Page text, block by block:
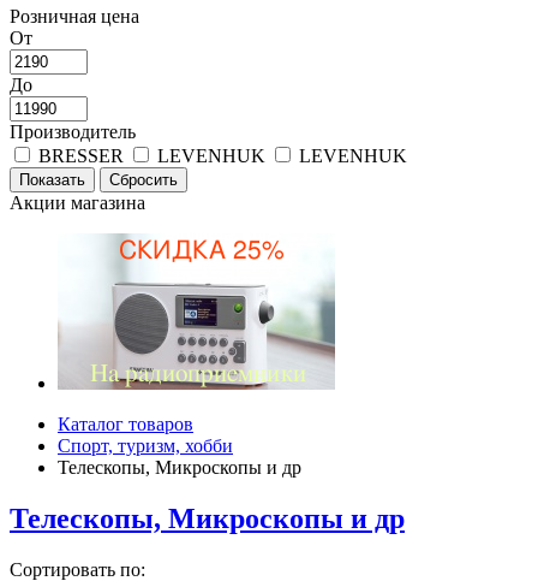
Розничная цена
От
До
Производитель
BRESSER
LEVENHUK LEVENHUK
Акции магазина
Каталог товаров
Спорт, туризм, хобби
Телескопы, Микроскопы и др
Телескопы, Микроскопы и др
Сортировать по: